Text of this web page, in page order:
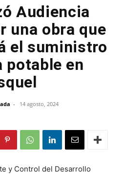
Audiencia
una obra que
el suministro
potable en
- 14 agosto, 2024
y Control del Desarrollo